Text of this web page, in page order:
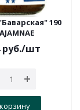
190
руб./шт